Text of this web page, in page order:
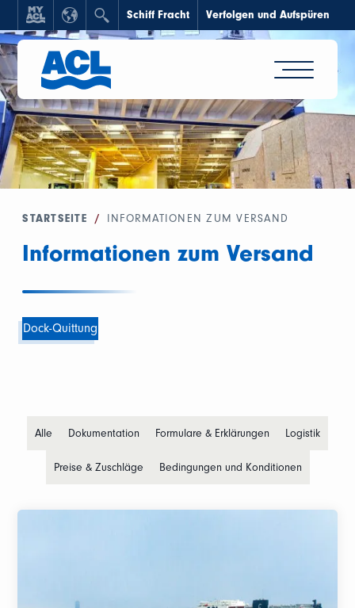
Schiff Fracht Verfolgen und Aufspüren
STARTSEITE / INFORMATIONEN ZUM VERSAND
Informationen zum Versand
Dock-Quittung
Alle Dokumentation Formulare & Erklärungen Logistik
Preise & Zuschläge Bedingungen und Konditionen